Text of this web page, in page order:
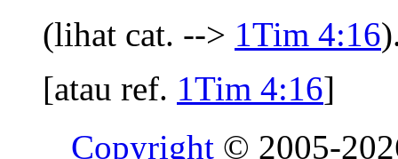
(lihat cat. --> 1Tim 4:16
[atau ref. 1Tim 4:16]
Copyright © 2005-